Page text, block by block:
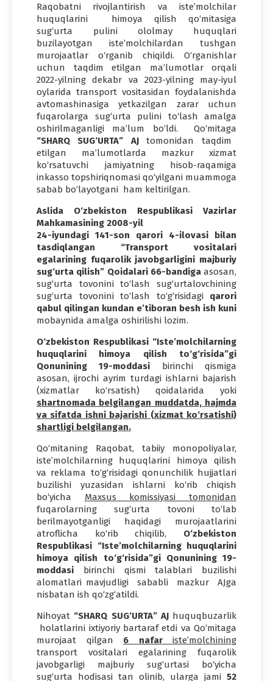
Raqobatni rivojlantirish va iste’molchilar
huquqlarini himoya qilish qo‘mitasiga
sug‘urta pulini ololmay huquqlari
buzilayotgan iste’molchilardan tushgan
murojaatlar o‘rganib chiqildi. O‘rganishlar
uchun taqdim etilgan ma’lumotlar orqali
2022-yilning dekabr va 2023-yilning may-iyul
oylarida transport vositasidan foydalanishda
avtomashinasiga yetkazilgan zarar uchun
fuqarolarga sug‘urta pulini to‘lash amalga
oshirilmaganligi ma’lum bo‘ldi. Qo‘mitaga
“SHARQ SUG‘URTA” AJtomonidan taqdim
etilgan ma’lumotlarda mazkur xizmat
ko‘rsatuvchi jamiyatning hisob-raqamiga
inkasso topshiriqnomasi qo‘yilgani muammoga
sabab bo‘layotgani ham keltirilgan.
Aslida O‘zbekiston Respublikasi Vazirlar
Mahkamasining 2008-yil
24-iyundagi 141-son qarori 4-ilovasi bilan
tasdiqlangan “Transport vositalari
egalarining fuqarolik javobgarligini majburiy
sug‘urta qilish” Qoidalari 66-bandigaasosan,
sug‘urta tovonini to‘lash sug‘urtalovchining
sug‘urta tovonini to‘lash to‘g‘risidagi qarori
qabul qilingan kundan e’tiboran besh ish kuni
mobaynida amalga oshirilishi lozim.
O‘zbekiston Respublikasi “Iste’molchilarning
huquqlarini himoya qilish to‘g‘risida”gi
Qonunining 19-moddasi birinchi qismiga
asosan, ijrochi ayrim turdagi ishlarni bajarish
(xizmatlar ko‘rsatish) qoidalarida yoki
shartnomada belgilangan muddatda, hajmda
va sifatda ishni bajarishi (xizmat ko‘rsatishi)
shartligi belgilangan.
Qo‘mitaning Raqobat, tabiiy monopoliyalar,
iste’molchilarning huquqlarini himoya qilish
va reklama to‘g‘risidagi qonunchilik hujjatlari
buzilishi yuzasidan ishlarni ko‘rib chiqish
bo‘yicha Maxsus komissiyasi tomonidan
fuqarolarning sug‘urta tovoni to‘lab
berilmayotganligi haqidagi murojaatlarini
atroflicha ko‘rib chiqilib, O‘zbekiston
Respublikasi “Iste’molchilarning huquqlarini
himoya qilish to‘g‘risida”gi Qonunining 19-
moddasi birinchi qismi talablari buzilishi
alomatlari mavjudligi sababli mazkur AJga
nisbatan ish qo‘zg‘atildi.
Nihoyat “SHARQ SUG‘URTA”AJhuquqbuzarlik
holatlarini ixtiyoriy bartaraf etdi va Qo‘mitaga
murojaat qilgan 6 nafariste’molchining
transport vositalari egalarining fuqarolik
javobgarligi majburiy sug‘urtasi bo‘yicha
sug‘urta hodisasi tan olinib, ularga jami 52